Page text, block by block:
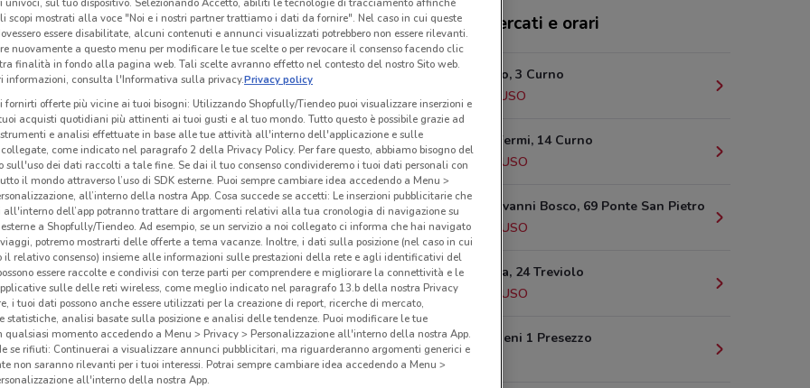
volantini nella tua zona. Riprova più tardi.
Regina supermercati e orari
Via Bergamo, 3 Curno
392 m
CHIUSO
Via Enrico Fermi, 14 Curno
1.1 km
CHIUSO
Via San Giovanni Bosco, 69 Ponte San Pietro
2.2 km
CHIUSO
Viale Europa, 24 Treviolo
2.4 km
CHIUSO
Piazza Foglieni 1 Presezzo
3.3 km
scopi mostrati alla voce "Noi e i nostri partner trattiamo i dati da fornire". Nel caso in cui queste
essere disabilitate, alcuni contenuti e annunci visualizzati potrebbero non essere rilevanti.
nuovamente a questo menu per modificare le tue scelte o per revocare il consenso facendo clic
finalità in fondo alla pagina web. Tali scelte avranno effetto nel contesto del nostro Sito web.
informazioni, consulta l'Informativa sulla privacy.Privacy policy
fornirti offerte più vicine ai tuoi bisogni: Utilizzando Shopfully/Tiendeo puoi visualizzare inserzioni e
acquisti quotidiani più attinenti ai tuoi gusti e al tuo mondo. Tutto questo è possibile grazie ad
e analisi effettuate in base alle tue attività all'interno dell'applicazione e sulle
come indicato nel paragrafo 2 della Privacy Policy. Per fare questo, abbiamo bisogno del
sull'uso dei dati raccolti a tale fine. Se dai il tuo consenso condivideremo i tuoi dati personali con
il mondo attraverso l’uso di SDK esterne. Puoi sempre cambiare idea accedendo a Menu >
all’interno della nostra App. Cosa succede se accetti: Le inserzioni pubblicitarie che
all'interno dell’app potranno trattare di argomenti relativi alla tua cronologia di navigazione su
a Shopfully/Tiendeo. Ad esempio, se un servizio a noi collegato ci informa che hai navigato
potremo mostrarti delle offerte a tema vacanze. Inoltre, i dati sulla posizione (nel caso in cui
il relativo consenso) insieme alle informazioni sulle prestazioni della rete e agli identificativi del
essere raccolte e condivisi con terze parti per comprendere e migliorare la connettività e le
sulle delle reti wireless, come meglio indicato nel paragrafo 13.b della nostra Privacy
i tuoi dati possono anche essere utilizzati per la creazione di report, ricerche di mercato,
statistiche, analisi basate sulla posizione e analisi delle tendenze. Puoi modificare le tue
qualsiasi momento accedendo a Menu > Privacy > Personalizzazione all'interno della nostra App.
se rifiuti: Continuerai a visualizzare annunci pubblicitari, ma riguarderanno argomenti generici e
non saranno rilevanti per i tuoi interessi. Potrai sempre cambiare idea accedendo a Menu >
all'interno della nostra App.